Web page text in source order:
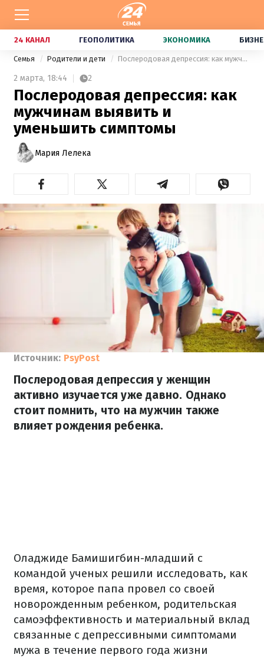
24 КАНАЛ ГЕОПОЛИТИКА ЭКОНОМИКА
Семья Родители и дети Послеродовая депрессия: как мужчинам выявить и уменьшить симптомы
2 марта, 18:44 2
Послеродовая депрессия: как
мужчинам выявить и
уменьшить симптомы
Мария Лелека
Источник: PsyPost
Послеродовая депрессия у женщин
активно изучается уже давно. Однако
стоит помнить, что на мужчин также
влияет рождения ребенка.
Оладжиде Бамишигбин-младший с
командой ученых решили исследовать, как
время, которое папа провел со своей
новорожденным ребенком, родительская
самоэффективность и материальный вклад
связанные с депрессивными симптомами
мужа в течение первого года жизни